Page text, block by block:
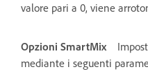
valore pari a 0, viene
Opzioni SmartMix
mediante i seguenti